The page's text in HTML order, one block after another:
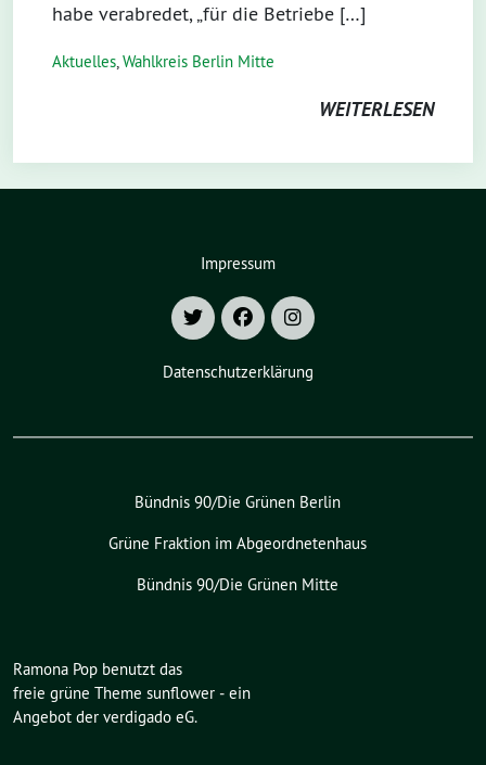
habe verabredet, „für die Betriebe […]
Aktuelles,Wahlkreis Berlin Mitte
WEITERLESEN
Impressum
Datenschutzerklärung
Bündnis 90/Die Grünen Berlin
Grüne Fraktion im Abgeordnetenhaus
Bündnis 90/Die Grünen Mitte
Ramona Pop benutzt das
freie grüne Theme sunflower ‐ ein
Angebot der verdigado eG.